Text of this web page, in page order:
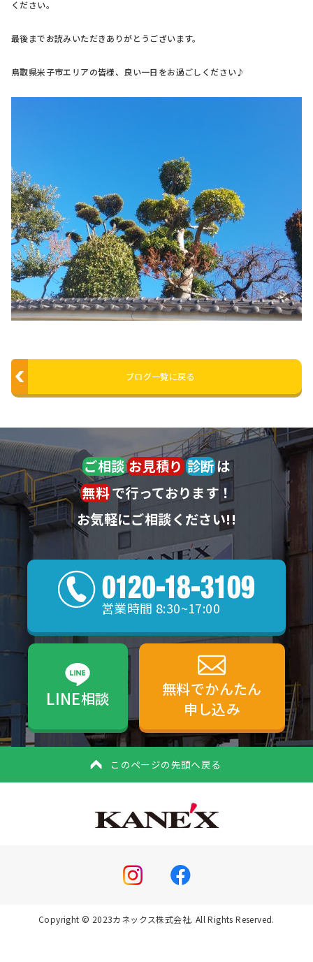
ください。
最後までお読みいただきありがとうございます。
鳥取県米子市エリアの皆様、良い一日をお過ごしください♪
ブログ一覧に戻る
ご相談 お見積り 診断は
無料で行っております！
お気軽にご相談ください!!
営業時間 8:30~17:00
LINE相談
無料でかんたん
申し込み
このページの先頭へ戻る
Copyright © 2023カネックス株式会社. All Rights Reserved.